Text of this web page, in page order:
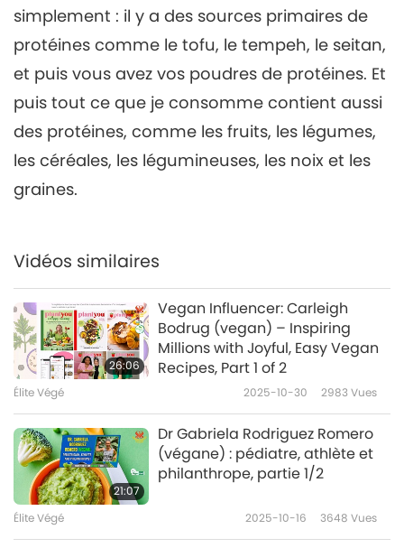
simplement : il y a des sources primaires de
protéines comme le tofu, le tempeh, le seitan,
et puis vous avez vos poudres de protéines. Et
puis tout ce que je consomme contient aussi
des protéines, comme les fruits, les légumes,
les céréales, les légumineuses, les noix et les
graines.
Vidéos similaires
26:06
Vegan Influencer: Carleigh
Bodrug (vegan) – Inspiring
Millions with Joyful, Easy Vegan
Recipes, Part 1 of 2
Élite Végé 2025-10-30 2983Vues
21:07
Dr Gabriela Rodriguez Romero
(végane) : pédiatre, athlète et
philanthrope, partie 1/2
Élite Végé 2025-10-16 3648 Vues